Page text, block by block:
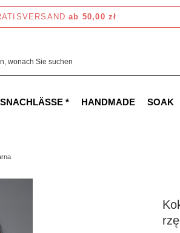
ab 50,00 zł
* HANDMADE
SOAK